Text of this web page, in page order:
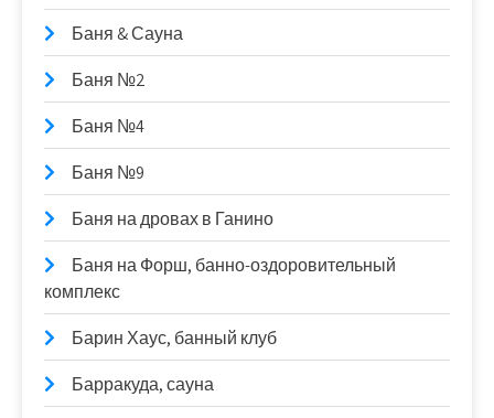
Баня & Сауна
Баня №2
Баня №4
Баня №9
Баня на дровах в Ганино
Баня на Форш, банно-оздоровительный
комплекс
Барин Хаус, банный клуб
Барракуда, сауна